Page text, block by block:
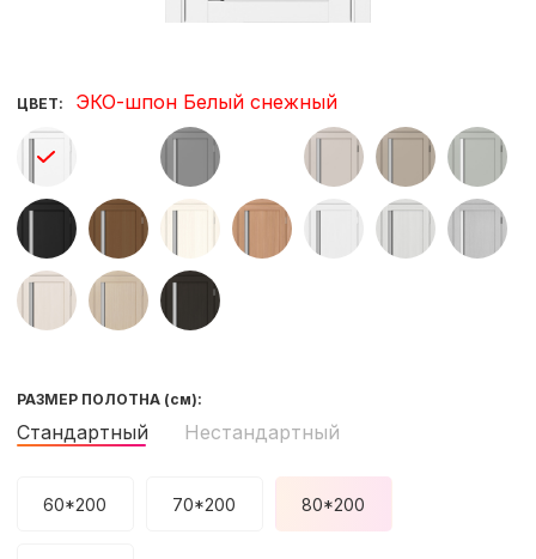
ЦВЕТ: ЭКО-шпон Белый снежный
РАЗМЕР ПОЛОТНА (см):
Стандартный Нестандартный
60*200 70*200 80*200